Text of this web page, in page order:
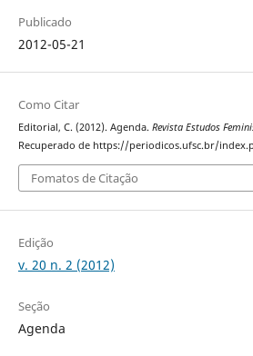
Publicado
2012-05-21
Como Citar
Editorial, C. (2012). Agenda. Revista Estudos
Recuperado de https://periodicos.ufsc.br/
Fomatos de Citação
Edição
v. 20 n. 2 (2012)
Seção
Agenda